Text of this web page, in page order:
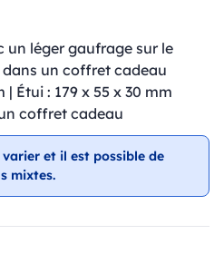
un léger gaufrage sur le
un coffret cadeau
| Étui : 179 x 55 x 30 mm
coffret cadeau
et il est possible de
mixtes.